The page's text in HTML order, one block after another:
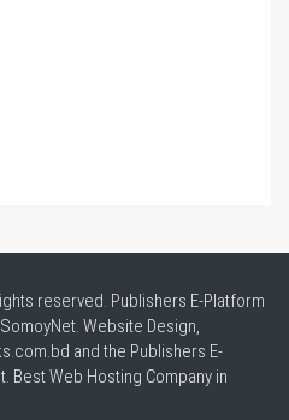
reserved. Publishers E-Platform
Website Design,
and the Publishers E-
BestWeb Hosting Company in